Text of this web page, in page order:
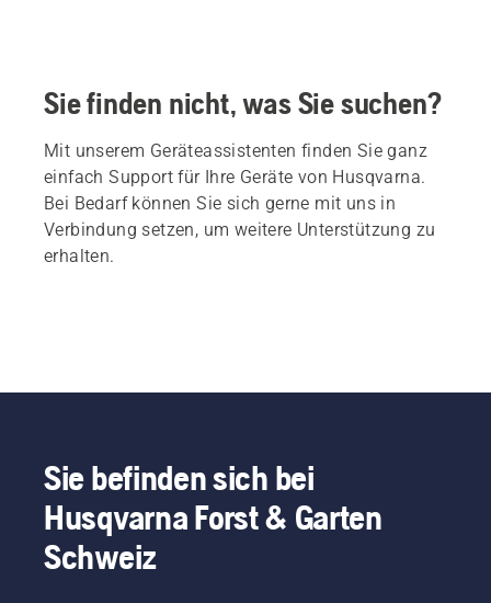
Sie finden nicht, was Sie suchen?
Mit unserem Geräteassistenten finden Sie ganz
einfach Support für Ihre Geräte von Husqvarna.
Bei Bedarf können Sie sich gerne mit uns in
Verbindung setzen, um weitere Unterstützung zu
erhalten.
Sie befinden sich bei
Husqvarna Forst & Garten
Schweiz